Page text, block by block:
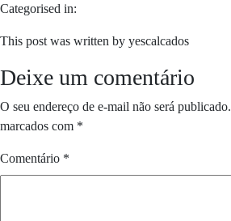
Categorised in:
This post was written by yescalcados
Deixe um comentário
O seu endereço de e-mail não será publicado.
marcados com *
Comentário *